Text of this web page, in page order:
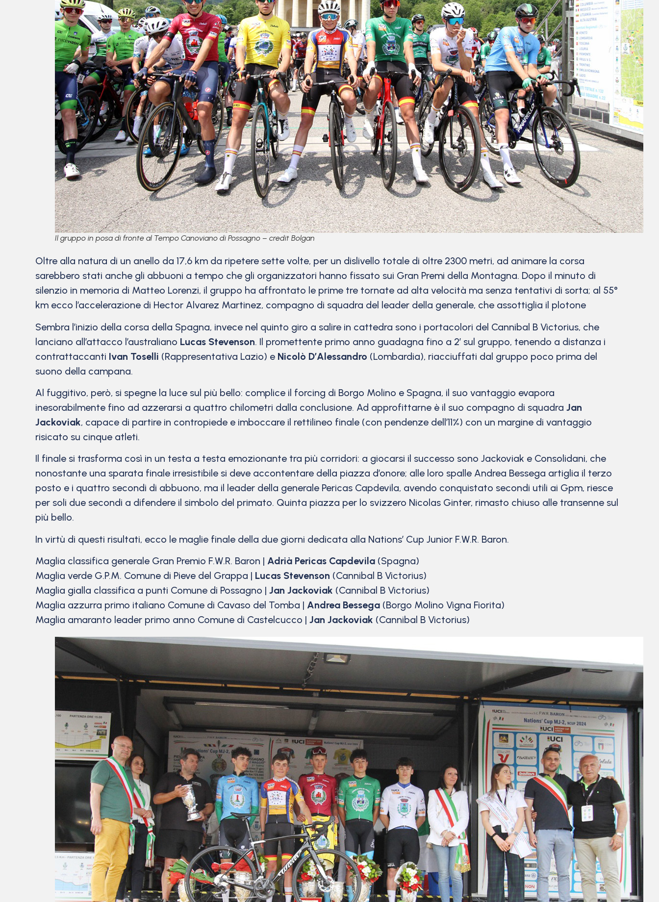
Il gruppo in posa di fronte al Tempo Canoviano di Possagno – credit Bolgan
Oltre alla natura di un anello da 17,6 km da ripetere sette volte, per un dislivello totale di oltre 2300 metri, ad animare la corsa
sarebbero stati anche gli abbuoni a tempo che gli organizzatori hanno fissato sui Gran Premi della Montagna. Dopo il minuto di
silenzio in memoria di Matteo Lorenzi, il gruppo ha affrontato le prime tre tornate ad alta velocità ma senza tentativi di sorta; al 55°
km ecco l’accelerazione di Hector Alvarez Martinez, compagno di squadra del leader della generale, che assottiglia il plotone
Sembra l’inizio della corsa della Spagna, invece nel quinto giro a salire in cattedra sono i portacolori del Cannibal B Victorius, che
lanciano all’attacco l’australiano Lucas Stevenson. Il promettente primo anno guadagna fino a 2′ sul gruppo, tenendo a distanza i
contrattaccanti Ivan Toselli (Rappresentativa Lazio) e Nicolò D’Alessandro (Lombardia), riacciuffati dal gruppo poco prima del
suono della campana.
Al fuggitivo, però, si spegne la luce sul più bello: complice il forcing di Borgo Molino e Spagna, il suo vantaggio evapora
inesorabilmente fino ad azzerarsi a quattro chilometri dalla conclusione. Ad approfittarne è il suo compagno di squadra Jan
Jackoviak, capace di partire in contropiede e imboccare il rettilineo finale (con pendenze dell’11%) con un margine di vantaggio
risicato su cinque atleti.
Il finale si trasforma così in un testa a testa emozionante tra più corridori: a giocarsi il successo sono Jackoviak e Consolidani, che
nonostante una sparata finale irresistibile si deve accontentare della piazza d’onore; alle loro spalle Andrea Bessega artiglia il terzo
posto e i quattro secondi di abbuono, ma il leader della generale Pericas Capdevila, avendo conquistato secondi utili ai Gpm, riesce
per soli due secondi a difendere il simbolo del primato. Quinta piazza per lo svizzero Nicolas Ginter, rimasto chiuso alle transenne sul
più bello.
In virtù di questi risultati, ecco le maglie finale della due giorni dedicata alla Nations’ Cup Junior F.W.R. Baron.
Maglia classifica generale Gran Premio F.W.R. Baron | Adrià Pericas Capdevila (Spagna)
Maglia verde G.P.M. Comune di Pieve del Grappa | Lucas Stevenson (Cannibal B Victorius)
Maglia gialla classifica a punti Comune di Possagno | Jan Jackoviak (Cannibal B Victorius)
Maglia azzurra primo italiano Comune di Cavaso del Tomba | Andrea Bessega (Borgo Molino Vigna Fiorita)
Maglia amaranto leader primo anno Comune di Castelcucco | Jan Jackoviak (Cannibal B Victorius)